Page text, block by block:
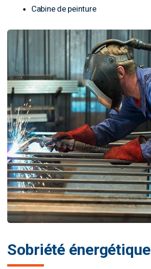
Cabine de peinture
Sobriété énergétique